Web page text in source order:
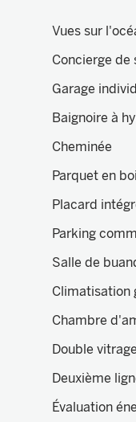
Vues sur
Concierge de
Garage
Baignoire à
Cheminée
Parquet en
Placard
Parking
Salle de
Climatisation
Chambre
Double vitrage
Deuxième
Évaluation